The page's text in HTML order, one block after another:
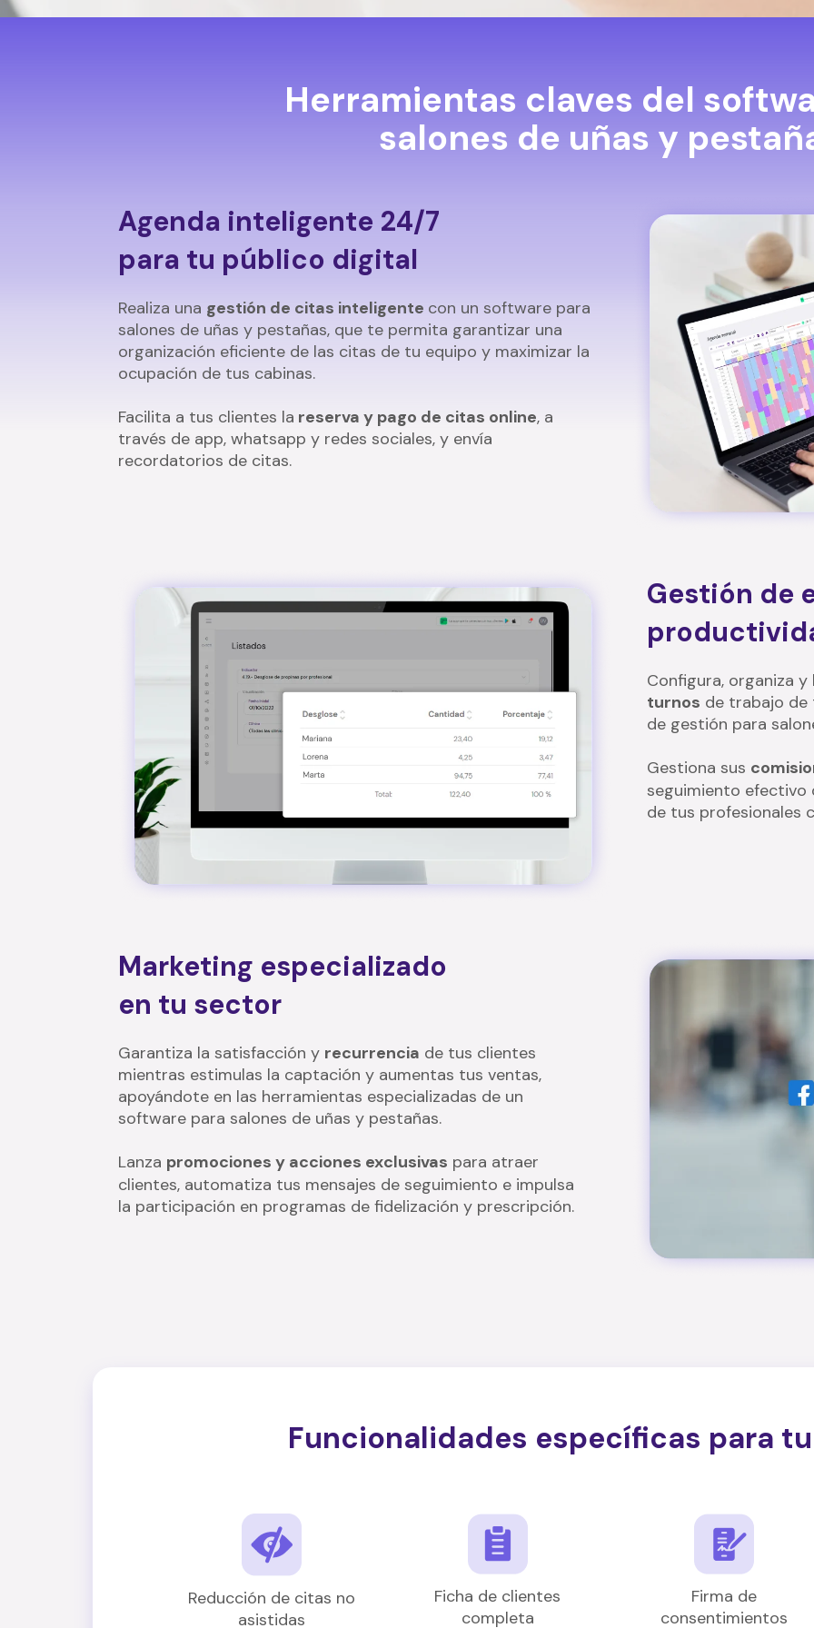
Herramientas claves del
salones de uñas y
Agenda inteligente 24/7
para tu público digital
Realiza una gestión de citas inteligente con un software para
salones de uñas y pestañas, que te permita garantizar una
organización eficiente de las citas de tu equipo y maximizar la
ocupación de tus cabinas.
Facilita a tus clientes la reserva y pago de citas online, a
través de app, whatsapp y redes sociales, y envía
recordatorios de citas.
Gestión de
Configura, organiza
turnos de trabajo
de gestión para
Gestiona sus
seguimiento efectivo
de tus profesionales
Marketing especializado
en tu sector
Garantiza la satisfacción y recurrencia de tus clientes
mientras estimulas la captación y aumentas tus ventas,
apoyándote en las herramientas especializadas de un
software para salones de uñas y pestañas.
Lanza promociones y acciones exclusivas para atraer
clientes, automatiza tus mensajes de seguimiento e impulsa
la participación en programas de fidelización y prescripción.
Funcionalidades específicas para
Reducción de citas no
asistidas
Ficha de clientes
completa
Firma de
consentimientos